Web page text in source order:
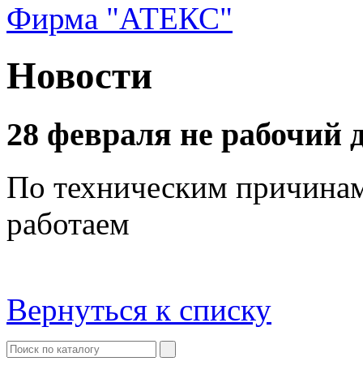
Фирма "АТЕКС"
Новости
28 февраля не рабочий
По техническим
работаем
Вернуться к списку